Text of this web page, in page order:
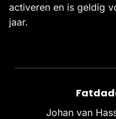
activeren en is geldig
jaar.
Johan van